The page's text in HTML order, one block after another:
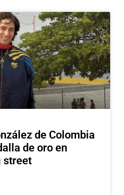
de Colombia
de oro en
street